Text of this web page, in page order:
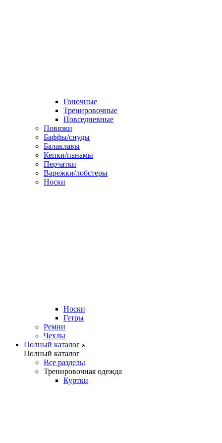
Гоночные
Тренировочные
Повседневные
Повязки
Баффы/снуды
Балаклавы
Кепки/панамы
Перчатки
Варежки/лобстеры
Носки
Носки
Гетры
Ремни
Чехлы
Полный каталог
Полный каталог
Все разделы
Тренировочная одежда
Куртки